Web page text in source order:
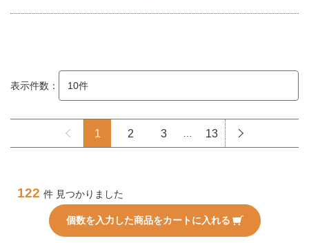
表示件数：
1 2 3 13
122 件 見つかりました
個数を入力した商品をカートに入れる